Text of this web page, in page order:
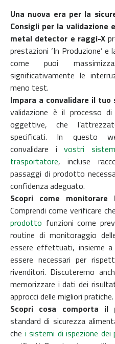
Una nuova era per la
Consigli per la
metal detector e raggi-X
prestazioni ‘In Produzione’
come puoi
significativamente le
meno test.
Impara a convalidare il
validazione è il processo
oggettive, che
specificati. In questo
convalidare ivostri
trasportatore, incluse
passaggi di prodotto
confidenza adeguato.
Scopri come
Comprendi come verificare che
prodotto funzioni come
routine di monitoraggio
essere effettuati, insieme
essere necessari per
rivenditori. Discuteremo
memorizzare i dati dei
approcci delle migliori pratiche.
Scopri cosa comporta il
standard di sicurezza
che i sistemi di ispezione